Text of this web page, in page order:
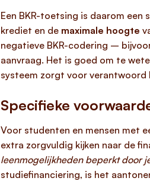
Een BKR-toetsing is daarom
krediet en de maximale hoogte
negatieve BKR-codering –
aanvraag. Het is goed om te
systeem zorgt voor verantwoord
Specifieke
Voor studenten en mensen met
extra zorgvuldig kijken naar de
leenmogelijkheden beperkt door
studiefinanciering, is het